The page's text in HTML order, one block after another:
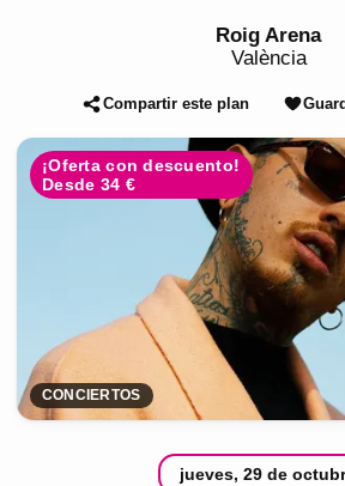
Roig Arena
València
Compartir este plan
¡Oferta con descuento!
Desde 34 €
CONCIERTOS
jueves, 29 de